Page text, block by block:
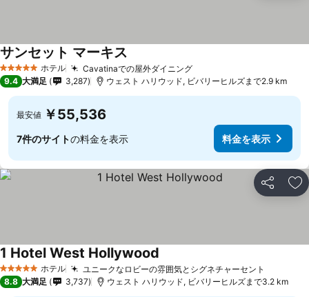
5 ホテルのランク
ホテル Cavatinaでの屋外ダイニング
サンセット マーキス
9.4 大満足 3,287 ウェスト ハリウッド, ビバリーヒルズまで2.9 km
最安値 ￥55,536
7件のサイトの料金を表示 料金を表示
シェア お
5 ホテルのランク
ホテル ユニークなロビーの雰囲気とシグネチャーセント
1 Hotel West Hollywood
8.8 大満足 3,737 ウェスト ハリウッド, ビバリーヒルズまで3.2 km